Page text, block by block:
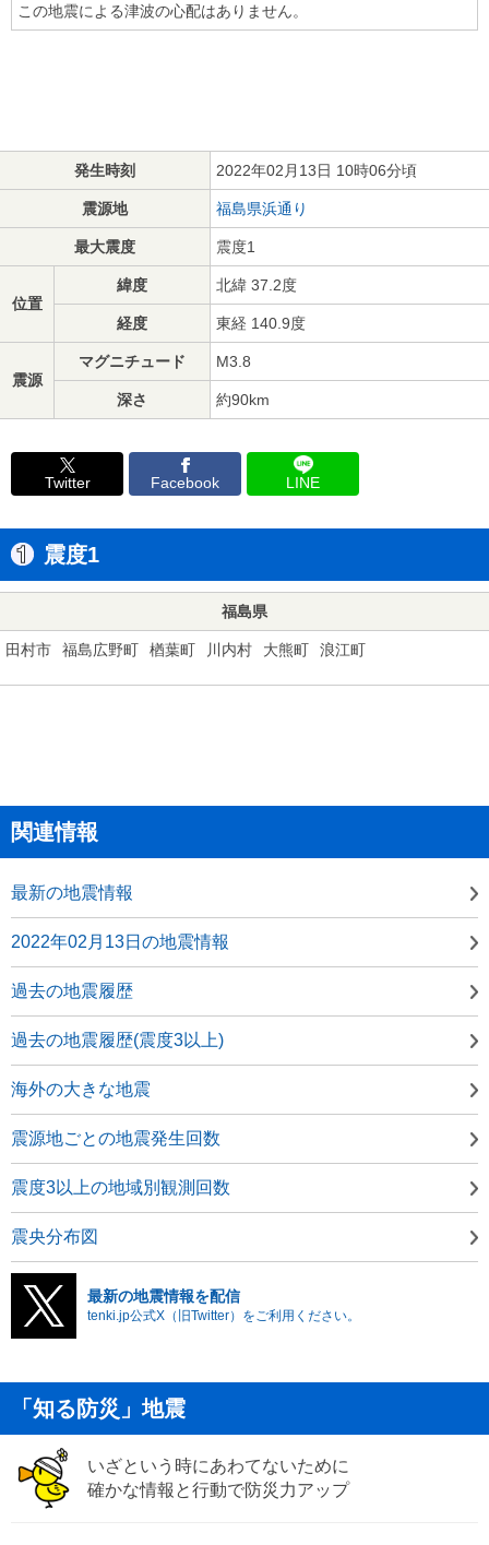
この地震による津波の心配はありません。
発生時刻 2022年02月13日 10時06分頃
震源地 福島県浜通り
最大震度 震度1
位置
緯度 北緯 37.2度
経度 東経 140.9度
震源
マグニチュード M3.8
深さ 約90km
Twitter Facebook LINE
震度1
福島県
田村市 福島広野町 楢葉町 川内村 大熊町 浪江町
関連情報
最新の地震情報
2022年02月13日の地震情報
過去の地震履歴
過去の地震履歴(震度3以上)
海外の大きな地震
震源地ごとの地震発生回数
震度3以上の地域別観測回数
震央分布図
最新の地震情報を配信
tenki.jp公式X（旧Twitter）をご利用ください。
「知る防災」地震
いざという時にあわてないために
確かな情報と行動で防災力アップ